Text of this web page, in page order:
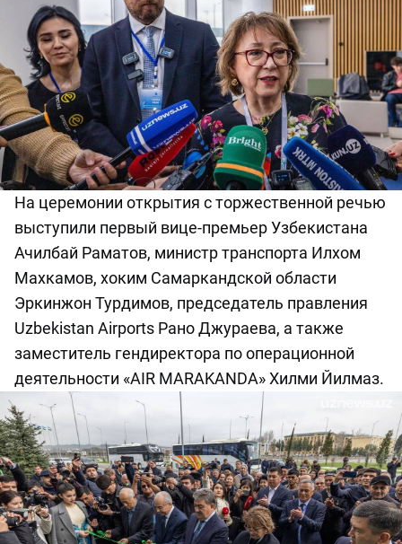
На церемонии открытия с торжественной речью
выступили первый вице-премьер Узбекистана
Ачилбай Раматов, министр транспорта Илхом
Махкамов, хоким Самаркандской области
Эркинжон Турдимов, председатель правления
Uzbekistan Airports Рано Джураева, а также
заместитель гендиректора по операционной
деятельности «AIR MARAKANDA» Хилми Йилмаз.